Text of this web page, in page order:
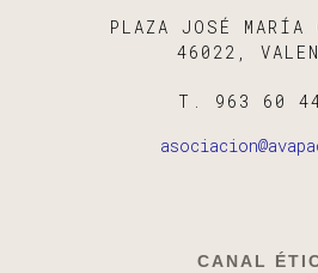
PLAZA JOSÉ MARÍA
46022,
T. 963 60
CANAL